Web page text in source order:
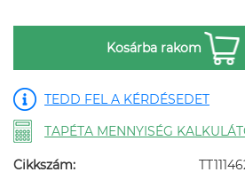
Kosárba rakom
TEDD FEL A KÉRDÉSEDET
TAPÉTA MENNYISÉG
Cikkszám: